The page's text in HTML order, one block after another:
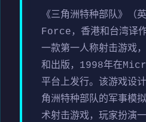
《三角洲特种部队》
Force，香港和台湾译
一款第一人称射击游戏
和出版，1998年在
平台上发行。该游戏设
角洲特种部队的军事模
术射击游戏，玩家扮演